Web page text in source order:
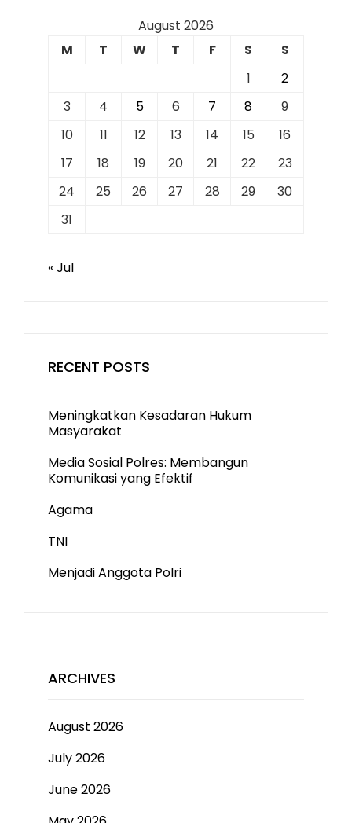
August 2026
M
T W T F S
S
1
2
3
4 5 6 7 8
9
10
11 12 13 14 15
16
17
18 19 20 21 22
23
24
25 26 27 28 29
30
31
« Jul
RECENT POSTS
Meningkatkan Kesadaran Hukum
Masyarakat
Media Sosial Polres: Membangun
Komunikasi yang Efektif
Agama
TNI
Menjadi Anggota Polri
ARCHIVES
August 2026
July 2026
June 2026